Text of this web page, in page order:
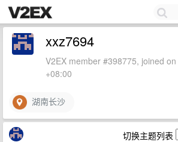
xxz7694
V2EX member #398775, joined
+08:00
湖南长沙
切换主题列表